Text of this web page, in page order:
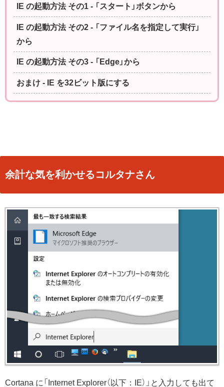
IE の起動方法 その1 - 「スタート」ボタンから
IE の起動方法 その2 - 「ファイル名を指定して実行」
から
IE の起動方法 その3 - 「Edge」から
おまけ - IE を32ビット版にする
余計な気を利かせるコルタナさん
Cortana に「Internet Explorer（以下：IE）」と入力しても出て